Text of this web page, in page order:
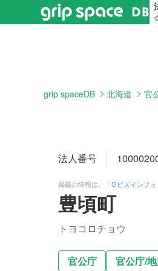
grip spaceDB 北海道 官
法人番号
掲載の情報は、「Gビズインフォ
豊頃町
トヨコロチョウ
官公庁 官公庁/